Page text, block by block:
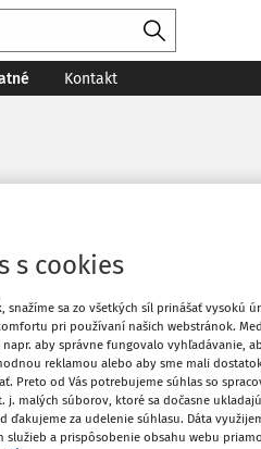
Kontakt
Prihláste sa
s cookies
snažíme sa zo všetkých síl prinášať vysokú
pri používaní našich webstránok.
aby správne fungovalo vyhľadávanie,
reklamou alebo aby sme mali
Preto od Vás potrebujeme súhlas so
j. malých súborov, ktoré sa dočasne
ďakujeme za udelenie súhlasu. Dáta
služieb a prispôsobenie obsahu webu